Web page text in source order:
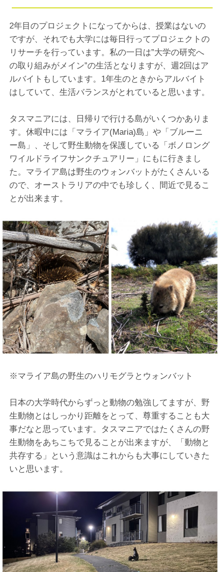
2年目のプロジェクトになってからは、授業はないの
ですが、それでも大学には毎日行ってプロジェクトの
リサーチを行っています。私の一日は”大学の研究へ
の取り組みがメイン”の生活となりますが、週2回はア
ルバイトもしています。1年生のときからアルバイト
はしていて、生活バランスがとれていると思います。
タスマニアには、日帰りで行ける島がいくつかありま
す。休暇中には「マライア(Maria)島」や「ブルーニ
ー島」、そして野生動物を保護している「ボノロング
ワイルドライフサンクチュアリー」にもに行きまし
た。マライア島は野生のウォンバットがたくさんいる
ので、オーストラリアの中でも珍しく、間近で見るこ
とが出来ます。
※マライア島の野生のハリモグラとウォンバット
日本の大学時代からずっと動物の勉強してますが、野
生動物とはしっかり距離をとって、尊重することも大
事だなと思っています。タスマニアではたくさんの野
生動物をあちこちで見ることが出来ますが、「動物と
共存する」という意識はこれからも大事にしていきた
いと思います。